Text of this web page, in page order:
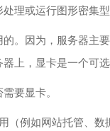
理或运行图形密集
。因为，服务器主
上，显卡是一个可
要显卡。
（例如网站托管、数